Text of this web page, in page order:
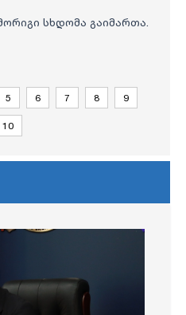
სხდომა გაიმართა.
5 6 7 8 9
10